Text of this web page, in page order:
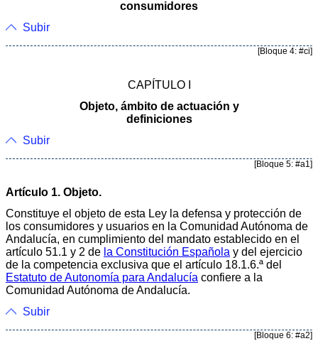
consumidores
Subir
[Bloque 4: #ci]
CAPÍTULO I
Objeto, ámbito de actuación y
definiciones
Subir
[Bloque 5: #a1]
Artículo 1. Objeto.
Constituye el objeto de esta Ley la defensa y protección de
los consumidores y usuarios en la Comunidad Autónoma de
Andalucía, en cumplimiento del mandato establecido en el
artículo 51.1 y 2 de la Constitución Española y del ejercicio
de la competencia exclusiva que el artículo 18.1.6.ª del
Estatuto de Autonomía para Andalucía confiere a la
Comunidad Autónoma de Andalucía.
Subir
[Bloque 6: #a2]